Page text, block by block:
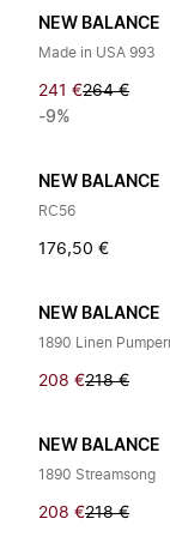
NEW BALANCE
Made in USA 993
241 €264 €
-9%
NEW BALANCE
RC56
176,50 €
NEW BALANCE
1890 Linen
208 €218 €
NEW BALANCE
1890 Streamsong
208 €218 €